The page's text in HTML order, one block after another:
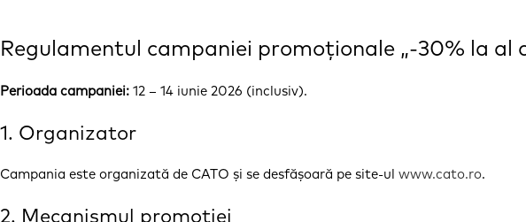
Regulamentul campaniei promoționale „-30% la al
Perioada campaniei: 12 – 14 iunie 2026 (inclusiv).
1. Organizator
Campania este organizată de CATO și se desfășoară pe site-ul www.cato.ro.
2. Mecanismul promoției